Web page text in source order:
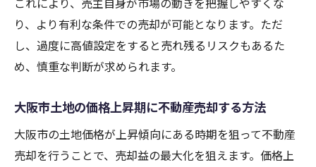
り、より有利な条件での売却が可能となります。ただ
し、過度に高値設定をすると売れ残るリスクもあるた
め、慎重な判断が求められます。
大阪市土地の価格上昇期に不動産売却する方法
大阪市の土地価格が上昇傾向にある時期を狙って不動産
売却を行うことで、売却益の最大化を狙えます。価格上